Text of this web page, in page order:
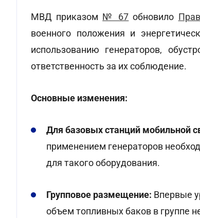
МВД приказом № 67 обновило
военного положения и
использованию генераторов,
ответственность за их соблюдение.
Основные изменения:
Для базовых станций мобильной
применением генераторов
для такого оборудования.
Групповое размещение: Впервые
объем топливных баков в группе